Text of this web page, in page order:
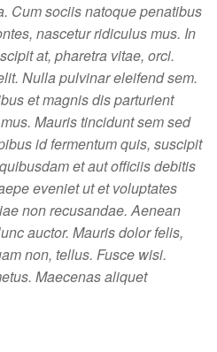
Cum sociis natoque penatibus
nascetur ridiculus mus. In
at, pharetra vitae, orci.
Nulla pulvinar eleifend sem.
et magnis dis parturient
Mauris tincidunt sem sed
id fermentum quis, suscipit
et aut officiis debitis
eveniet ut et voluptates
non recusandae. Aenean
auctor. Mauris dolor felis,
non, tellus. Fusce wisi.
Maecenas aliquet